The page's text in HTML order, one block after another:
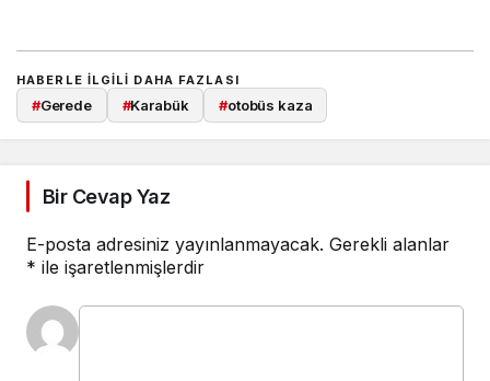
HABERLE ILGILI DAHA FAZLASI
#Gerede #Karabük #otobüs kaza
Bir Cevap Yaz
E-posta adresiniz yayınlanmayacak. Gerekli alanlar
* ile işaretlenmişlerdir